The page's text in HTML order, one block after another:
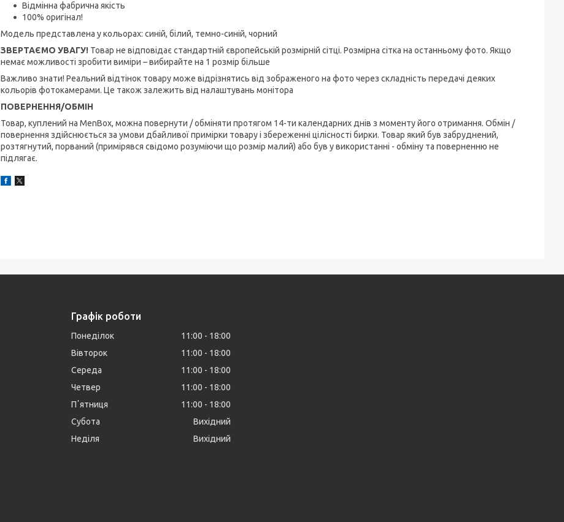
Відмінна фабрична якість
100% оригінал!
Модель представлена ​​у кольорах: синій, білий, темно-синій, чорний
ЗВЕРТАЄМО УВАГУ! Товар не відповідає стандартній європейській розмірній сітці. Розмірна сітка на останньому фото. Якщо
немає можливості зробити виміри – вибирайте на 1 розмір більше
Важливо знати! Реальний відтінок товару може відрізнятись від зображеного на фото через складність передачі деяких
кольорів фотокамерами. Це також залежить від налаштувань монітора
ПОВЕРНЕННЯ/ОБМІН
Товар, куплений на MenBox, можна повернути / обміняти протягом 14-ти календарних днів з моменту його отримання. Обмін /
повернення здійснюється за умови дбайливої примірки товару і збереженні цілісності бирки. Товар який був забруднений,
розтягнутий, порваний (примірявся свідомо розуміючи що розмір малий) або був у використанні - обміну та поверненню не
підлягає.
Графік роботи
Понеділок 11:00
18:00
Вівторок
11:00
18:00
Середа
11:00
18:00
Четвер
11:00
18:00
Пʼятниця
11:00
18:00
Субота
Вихідний
Неділя
Вихідний